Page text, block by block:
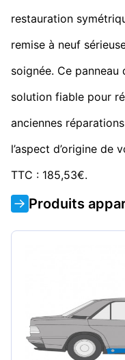
restauration
remise à neuf
soignée. Ce panneau
solution fiable pour
anciennes
l’aspect d’origine de
TTC : 185,53€.
Produits